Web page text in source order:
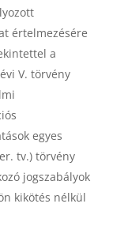
értelmezésére
a
V. törvény
egyes
tv.) törvény
jogszabályok
kikötés nélkül